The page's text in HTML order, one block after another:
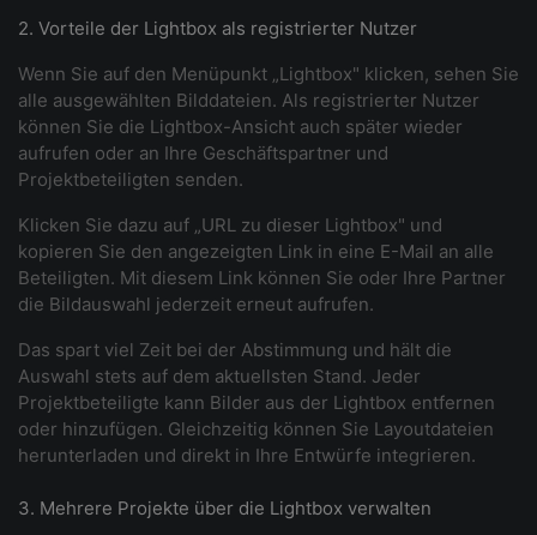
2. Vorteile der Lightbox als registrierter Nutzer
Wenn Sie auf den Menüpunkt „Lightbox" klicken, sehen Sie
alle ausgewählten Bilddateien. Als registrierter Nutzer
können Sie die Lightbox-Ansicht auch später wieder
aufrufen oder an Ihre Geschäftspartner und
Projektbeteiligten senden.
Klicken Sie dazu auf „URL zu dieser Lightbox" und
kopieren Sie den angezeigten Link in eine E-Mail an alle
Beteiligten. Mit diesem Link können Sie oder Ihre Partner
die Bildauswahl jederzeit erneut aufrufen.
Das spart viel Zeit bei der Abstimmung und hält die
Auswahl stets auf dem aktuellsten Stand. Jeder
Projektbeteiligte kann Bilder aus der Lightbox entfernen
oder hinzufügen. Gleichzeitig können Sie Layoutdateien
herunterladen und direkt in Ihre Entwürfe integrieren.
3. Mehrere Projekte über die Lightbox verwalten